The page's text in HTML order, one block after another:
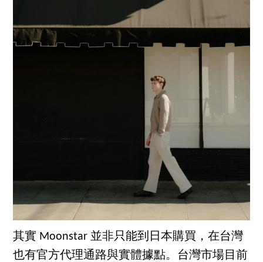
其實 Moonstar 並非只能到日本購買，在台灣
也有官方代理通路與實體據點。台灣市場目前